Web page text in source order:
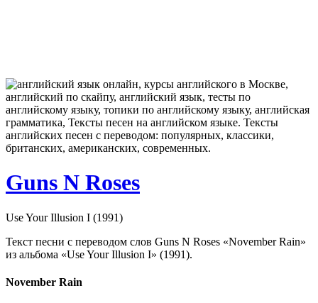
Guns N Roses
Use Your Illusion I (1991)
Текст песни с переводом слов Guns N Roses «November Rain»
из альбома «Use Your Illusion I» (1991).
November Rain